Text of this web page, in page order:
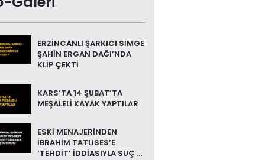
ERZİNCANLI ŞARKICI SİMGE
ŞAHİN ERGAN DAĞI’NDA
KLİP ÇEKTİ
KARS’TA 14 ŞUBAT’TA
MEŞALELİ KAYAK YAPTILAR
ESKİ MENAJERİNDEN
İBRAHİM TATLISES’E
‘TEHDİT’ İDDİASIYLA SUÇ ...